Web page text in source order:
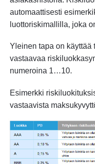
automaattisesti
luottoriskimallilla, joka
Yleinen tapa on käyttää
vastaavaa
numeroina 1…10.
Esimerkki
vastaavista